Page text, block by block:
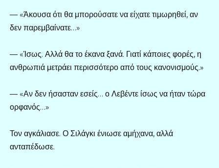
— «Άκουσα ότι θα μπορούσατε να είχατε τιμωρηθεί, αν
δεν παρεμβαίνατε…»
— «Ίσως. Αλλά θα το έκανα ξανά. Γιατί κάποιες φορές, η
ανθρωπιά μετράει περισσότερο από τους κανονισμούς.»
— «Αν δεν ήσασταν εσείς… ο Λεβέντε ίσως να ήταν τώρα
ορφανός…»
Τον αγκάλιασε. Ο Σιλάγκι ένιωσε αμήχανα, αλλά
ανταπέδωσε.